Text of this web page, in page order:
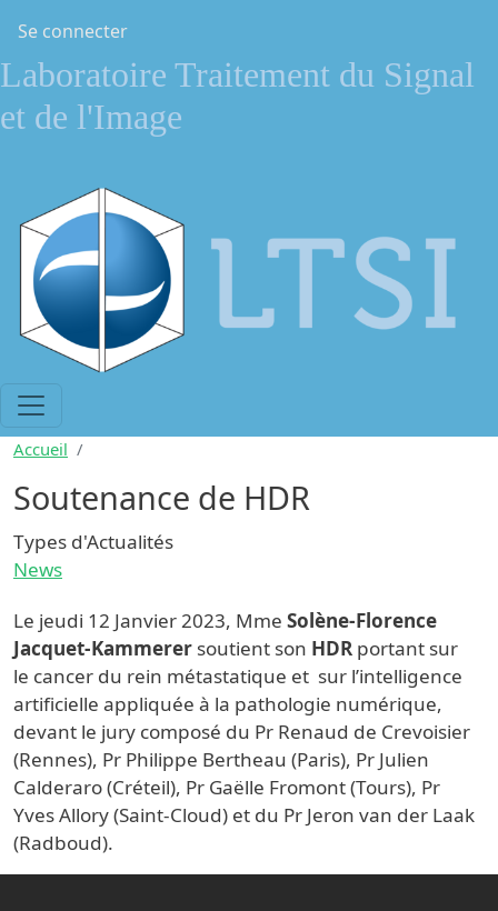
Menu du compte de l'utilisateur
Se connecter
Laboratoire Traitement du Signal
et de l'Image
Accueil
Soutenance de HDR
Types d'Actualités
News
Le jeudi 12 Janvier 2023, Mme Solène-Florence
Jacquet-Kammerer soutient son HDR portant sur
le cancer du rein métastatique et sur l’intelligence
artificielle appliquée à la pathologie numérique,
devant le jury composé du Pr Renaud de Crevoisier
(Rennes), Pr Philippe Bertheau (Paris), Pr Julien
Calderaro (Créteil), Pr Gaëlle Fromont (Tours), Pr
Yves Allory (Saint-Cloud) et du Pr Jeron van der Laak
(Radboud).